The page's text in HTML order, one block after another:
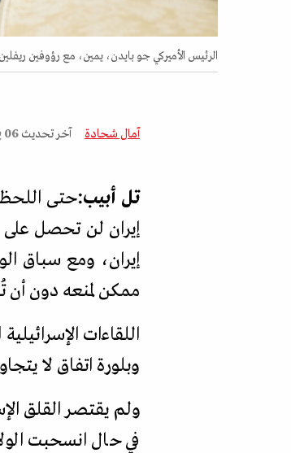
الرئيس الأميركي جو بايدن، يمين، مع رؤوفين
آمال شحادة آخر تحديث 06 يوليو 2021
تل أبيب:حتى
إيران لن تحصل على
إيران، ومع سباق
ممكن لمنعه دون أن
اللقاءات
وبلورة اتفاق لا
ولم يقتصر القلق
في حال انسحبت